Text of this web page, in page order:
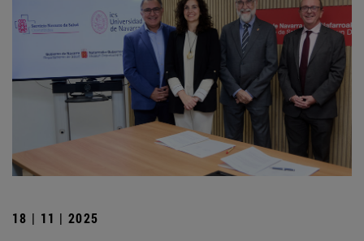
18 | 11 | 2025